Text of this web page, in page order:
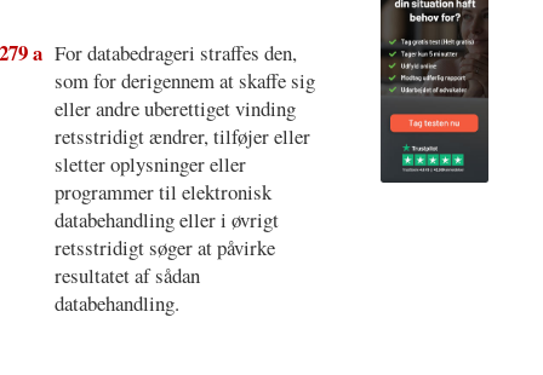
a For databedrageri straffes den,
som for derigennem at skaffe sig
eller andre uberettiget vinding
retsstridigt ændrer, tilføjer eller
sletter oplysninger eller
programmer til elektronisk
databehandling eller i øvrigt
retsstridigt søger at påvirke
resultatet af sådan
databehandling.